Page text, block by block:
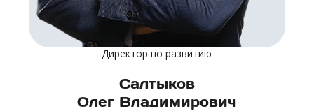
Директор по развитию
Салтыков
Олег Владимирович